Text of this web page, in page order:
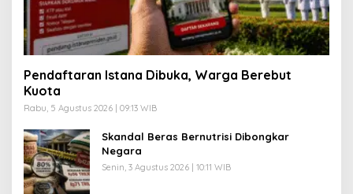
Pendaftaran Istana Dibuka, Warga Berebut
Kuota
Rabu, 5 Agustus 2026 | 09:13 WIB
Skandal Beras Bernutrisi Dibongkar
Negara
Senin, 3 Agustus 2026 | 10:11 WIB